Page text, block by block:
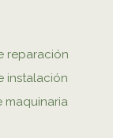
reparación
instalación
maquinaria